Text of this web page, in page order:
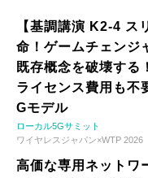
【基調講演 K2-4 ス
命！ゲームチェンジ
既存概念を破壊する
ライセンス費用も
Gモデル
ローカル5Gサミット
ワイヤレスジャパン×WTP 2026
高価な専用ネットワ